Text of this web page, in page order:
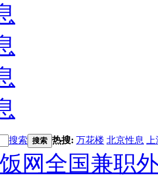
搜索 搜索 热搜: 万花楼 北京性息
网全国兼职